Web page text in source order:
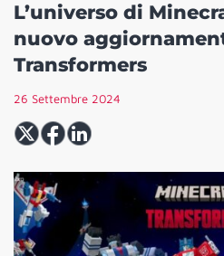
L’universo di
nuovo
Transformers
26 Settembre 2024